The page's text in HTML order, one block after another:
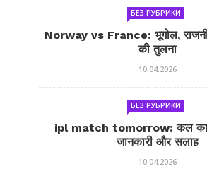
БЕЗ РУБРИКИ
Norway vs France: भूगोल,
की तुलना
10.04.2026
БЕЗ РУБРИКИ
ipl match tomorrow: कल
जानकारी और सलाह
10.04.2026